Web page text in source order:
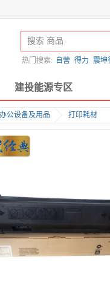
热门搜索: 自营 得力 震坤
建投能源专区
办公设备及用品 打印耗材